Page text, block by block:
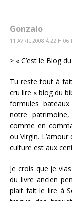
Gonzalo
11 AVRIL 2008 Á 22 H 06
> « C’est le Blog
Tu reste tout à
cru lire « blog du
formules
notre
comme en
ou Virgin.
culture est aux
Je crois que je
du livre ancien
plait fait le lire à